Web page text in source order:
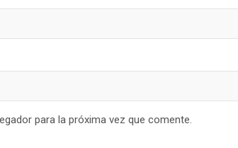
para la próxima vez que comente.